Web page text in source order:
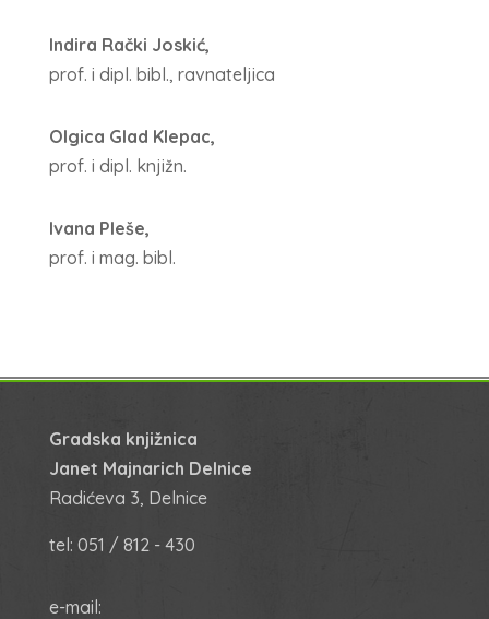
Indira Rački Joskić,
prof. i dipl. bibl., ravnateljica
Olgica Glad Klepac,
prof. i dipl. knjižn.
Ivana Pleše,
prof. i mag. bibl.
Gradska knjižnica
Janet Majnarich Delnice
Radićeva 3, Delnice
tel: 051 / 812 - 430
e-mail: